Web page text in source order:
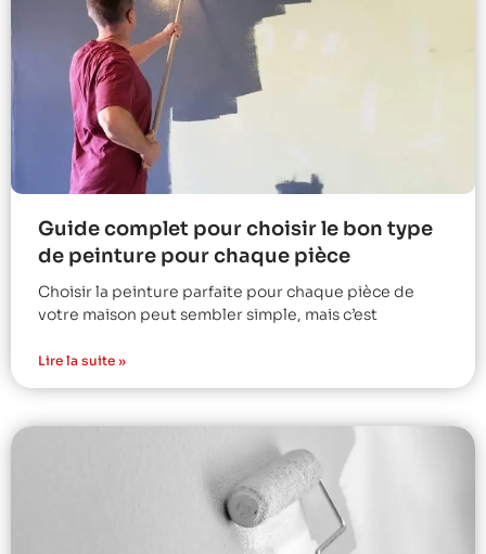
Guide complet pour choisir le bon type
de peinture pour chaque pièce
Choisir la peinture parfaite pour chaque pièce de
votre maison peut sembler simple, mais c’est
Lire la suite »